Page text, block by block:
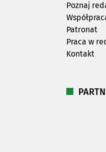
Poznaj
Patronat
Praca w
Kontakt